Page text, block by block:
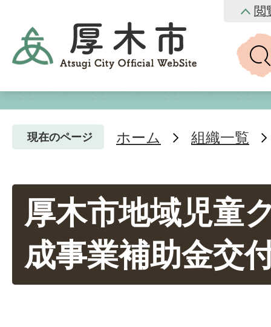
閲
現在のページ ホーム 組織一覧
厚木市地域児童
成事業補助金交